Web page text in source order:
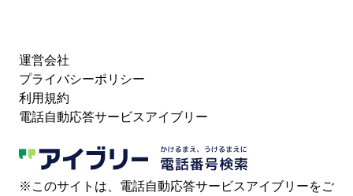
運営会社
プライバシーポリシー
利用規約
電話自動応答サービスアイブリー
※このサイトは、電話自動応答サービスアイブリーをご